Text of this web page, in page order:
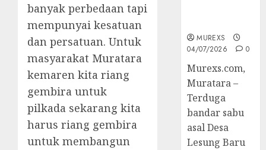
banyak perbedaan tapi
mempunyai kesatuan
dan persatuan. Untuk
masyarakat Muratara
kemaren kita riang
gembira untuk
pilkada sekarang kita
harus riang gembira
untuk membangun
MUREXS
04/07/2026
0
Murexs.com,
Muratara –
Terduga
bandar sabu
asal Desa
Lesung Baru